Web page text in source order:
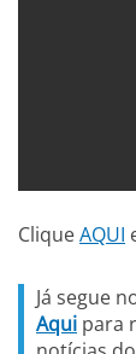
CliqueAQUI
Já segue
Aqui para